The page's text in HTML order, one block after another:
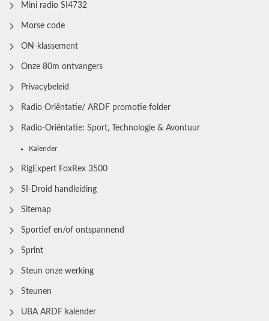
Mini radio SI4732
Morse code
ON-klassement
Onze 80m ontvangers
Privacybeleid
Radio Oriëntatie/ ARDF promotie folder
Radio‑Oriëntatie: Sport, Technologie & Avontuur
Kalender
RigExpert FoxRex 3500
SI-Droid handleiding
Sitemap
Sportief en/of ontspannend
Sprint
Steun onze werking
Steunen
UBA ARDF kalender